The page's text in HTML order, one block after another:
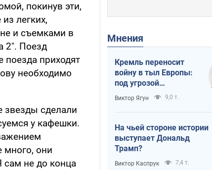
покинув эти,
легких,
и съемками в
2". Поезд
поезда приходят
необходимо
звезды сделали
у кафешки.
много, они
сам не до конца
Мнения
Кремль переносит
войну в тыл Европы:
под угрозой
критическая
логистика
Виктор Ягун 9,0 т.
На чьей стороне истории
выступает Дональд
Трамп?
Виктор Каспрук 7,4 т.